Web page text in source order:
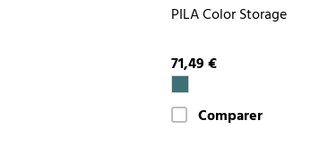
PILA Color Storage
71,49 €
Comparer